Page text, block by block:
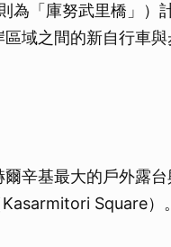
為「庫努武里橋」）
域之間的新自行車
辛基最大的戶外露
Square）。